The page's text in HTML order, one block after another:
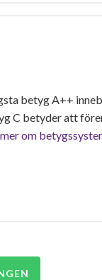
betyg A++
C betyder att
mer om